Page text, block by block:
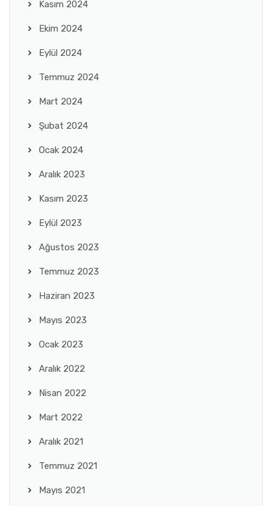
Kasım 2024
Ekim 2024
Eylül 2024
Temmuz 2024
Mart 2024
Şubat 2024
Ocak 2024
Aralık 2023
Kasım 2023
Eylül 2023
Ağustos 2023
Temmuz 2023
Haziran 2023
Mayıs 2023
Ocak 2023
Aralık 2022
Nisan 2022
Mart 2022
Aralık 2021
Temmuz 2021
Mayıs 2021